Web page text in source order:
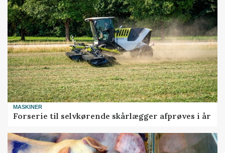
MASKINER
Forserie til selvkørende skårlægger afprøves i år